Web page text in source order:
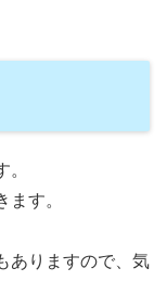
す。
ありますので、気